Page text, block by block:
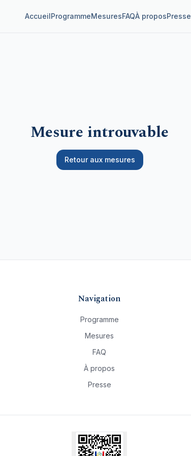
AccueilProgrammeMesuresFAQÀ proposPresse
Mesure introuvable
Retour aux mesures
Navigation
Programme
Mesures
FAQ
À propos
Presse